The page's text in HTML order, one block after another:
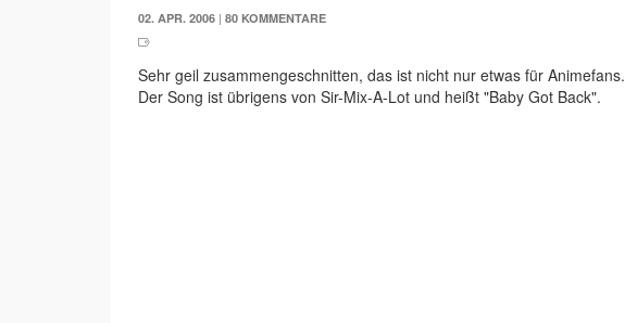
02. APR. 2006 | 80 KOMMENTARE
Sehr geil zusammengeschnitten, das ist nicht nur etwas für Animefans.
Der Song ist übrigens von Sir-Mix-A-Lot und heißt "Baby Got Back".